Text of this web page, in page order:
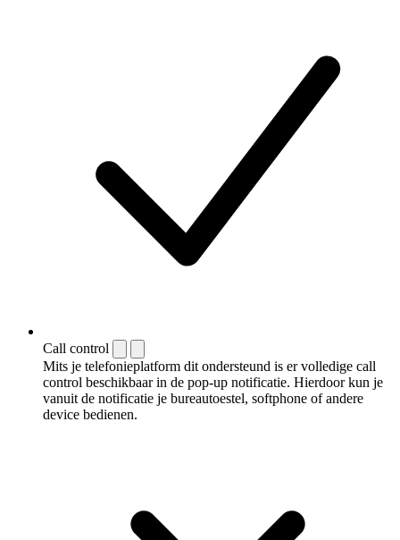
Call control
Mits je telefonieplatform dit ondersteund is er volledige call
control beschikbaar in de pop-up notificatie. Hierdoor kun je
vanuit de notificatie je bureautoestel, softphone of andere
device bedienen.